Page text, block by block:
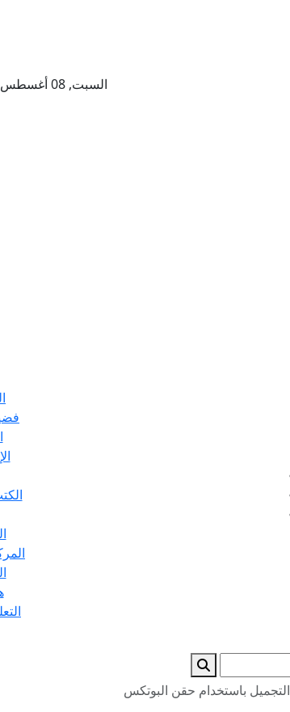
السبت, 08 أغسطس 2026 – 25 صفر 1448 هـ
التجميل باستخدام حقن البوتكس